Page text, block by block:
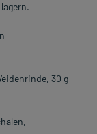
30 g